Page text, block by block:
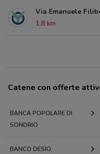
Via Emanuele
1.8 km
Catene con offerte
BANCA POPOLARE DI
SONDRIO
BANCO DESIO